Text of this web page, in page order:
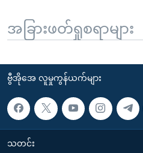
အခြားဖတ်ရှုစရာများ
ဗွီအိုအေ လူမှုကွန်ယက်များ
သတင်း